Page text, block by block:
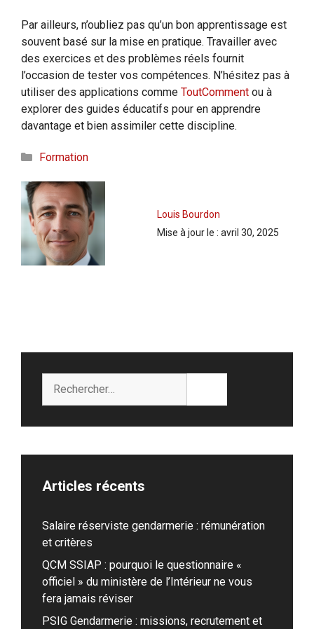
Par ailleurs, n’oubliez pas qu’un bon apprentissage est
souvent basé sur la mise en pratique. Travailler avec
des exercices et des problèmes réels fournit
l’occasion de tester vos compétences. N’hésitez pas à
utiliser des applications comme ToutComment ou à
explorer des guides éducatifs pour en apprendre
davantage et bien assimiler cette discipline.
Catégories
Formation
Louis Bourdon
Mise à jour le : avril 30, 2025
Articles récents
Salaire réserviste gendarmerie : rémunération
et critères
QCM SSIAP : pourquoi le questionnaire «
officiel » du ministère de l’Intérieur ne vous
fera jamais réviser
PSIG Gendarmerie : missions, recrutement et